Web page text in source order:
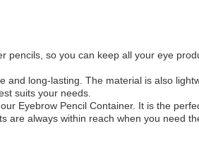
so you can keep all your eye
long-lasting. The material is also
suits your needs.
Eyebrow Pencil Container. It is the
are always within reach when you need